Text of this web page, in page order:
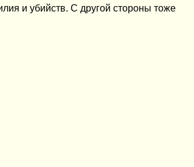
и убийств. С другой стороны тоже